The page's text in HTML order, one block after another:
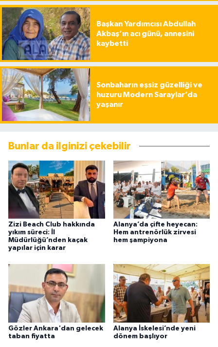
Başkan Yardımcısı Abdullah
Akbaş’ın acı günü, annesini
kaybetti
Sonbaharın eşsiz güzelliği ve
huzuru Modern Saraylar’da
yaşanır
Bunlar da ilginizi çekebilir
Zizi Beach Club hakkında
yıkım süreci: İl
Müdürlüğü’nden kaçak
yapılar için karar
Alanya’da çifte heyecan:
Hem antrenörlük zirvesi
hem şampiyona
Gözler Ankara'dan gelecek
taban fiyatta
Alanya İskelesi’nde yeni
dönem başlıyor